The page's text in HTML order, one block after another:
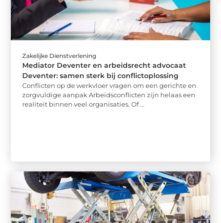
Zakelijke Dienstverlening
Mediator Deventer en arbeidsrecht advocaat
Deventer: samen sterk bij conflictoplossing
Conflicten op de werkvloer vragen om een gerichte en
zorgvuldige aanpak Arbeidsconflicten zijn helaas een
realiteit binnen veel organisaties. Of ...